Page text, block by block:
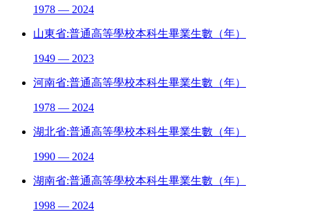
1978 — 2024
山東省:普通高等學校本科生畢業生數（年）
1949 — 2023
河南省:普通高等學校本科生畢業生數（年）
1978 — 2024
湖北省:普通高等學校本科生畢業生數（年）
1990 — 2024
湖南省:普通高等學校本科生畢業生數（年）
1998 — 2024